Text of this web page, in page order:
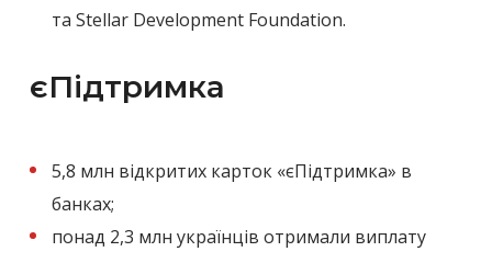
та Stellar Development Foundation.
єПідтримка
5,8 млн відкритих карток «єПідтримка» в
банках;
понад 2,3 млн українців отримали виплату